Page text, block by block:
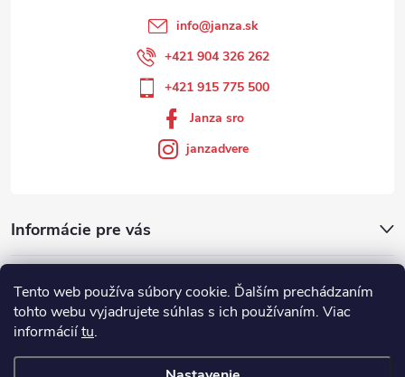
Tento web používa súbory cookie. Ďalším prechádzaním
tohto webu vyjadrujete súhlas s ich používaním. Viac
informáciítu.
Informácie pre vás
info@janza.sk
+421 904 326 262
+421 915 775 500
Janza sro
janzadvere
Showroom